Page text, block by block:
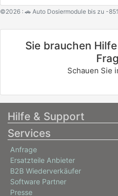
©2026 : 🚗 Auto Dosiermodule bis zu -
Sie brauchen
Schauen Sie
Hilfe & Support
Services
Anfrage
Ersatzteile Anbieter
B2B Wiederverkäufer
Software Partner
Presse